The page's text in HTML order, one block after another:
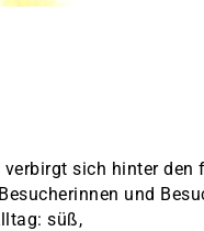
sich hinter
und
süß,